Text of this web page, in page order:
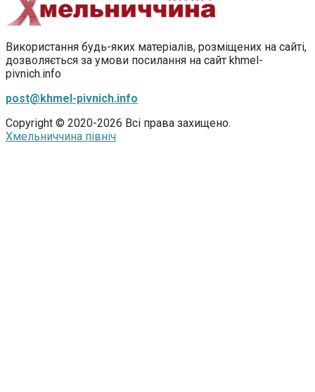
Використання будь-яких матеріалів, розміщених на сайті,
дозволяється за умови посилання на сайт khmel-
pivnich.info
post@khmel-pivnich.info
Copyright © 2020-2026 Всі права захищено.
Хмельниччина північ